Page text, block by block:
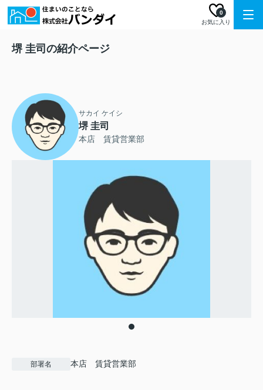
お気に入り
0
堺 圭司の紹介ページ
サカイ ケイシ
堺 圭司
本店 賃貸営業部
部署名 本店 賃貸営業部